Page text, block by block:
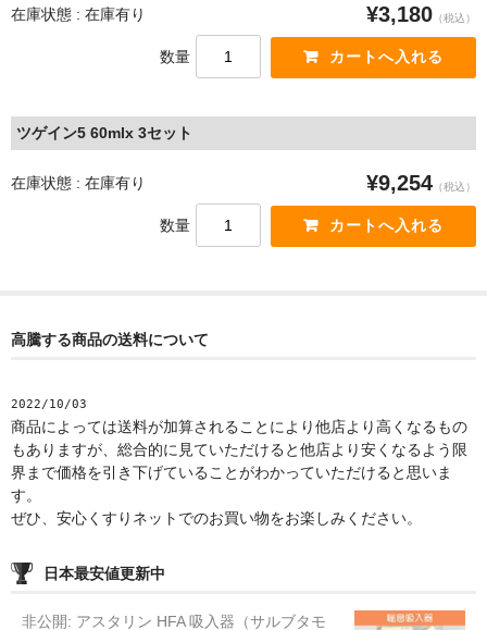
在庫状態 : 在庫有り ¥3,180 （税込）
数量
ツゲイン5 60mlx 3セット
在庫状態 : 在庫有り ¥9,254 （税込）
数量
高騰する商品の送料について
2022/10/03
商品によっては送料が加算されることにより他店より高くなるもの
もありますが、総合的に見ていただけると他店より安くなるよう限
界まで価格を引き下げていることがわかっていただけると思いま
す。
ぜひ、安心くすりネットでのお買い物をお楽しみください。
日本最安値更新中
非公開: アスタリン HFA 吸入器（サルブタモ